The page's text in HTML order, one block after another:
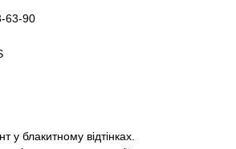
63-90
у блакитному відтінках.